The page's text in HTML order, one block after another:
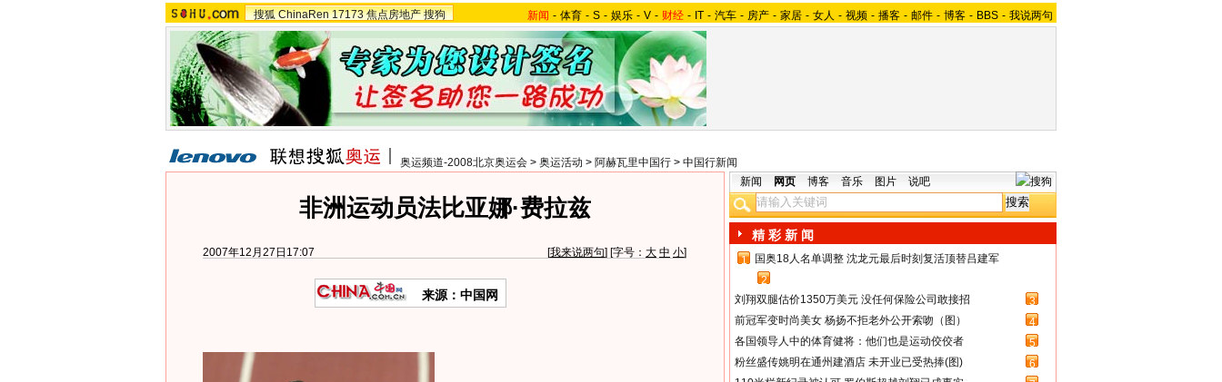
搜狐 ChinaRen 17173 焦点房地产 搜狗 新闻 - 体育 - S - 娱乐 - V - 财经 - IT - 汽车 - 房产 - 家居 - 女人 - 视频 - 播客 - 邮件 - 博客 - BBS - 我说两句
奥运频道-2008北京奥运会 > 奥运活动 > 阿赫瓦里中国行 > 中国行新闻
非洲运动员法比亚娜·费拉兹
2007年12月27日17:07 [我来说两句] [字号： 大 中 小]
来源：中国网
新闻 网页 博客 音乐 图片 说吧
精 彩 新 闻
1
国奥18人名单调整 沈龙元最后时刻复活顶替吕建军
2
刘翔双腿估价1350万美元 没任何保险公司敢接招
3
前冠军变时尚美女 杨扬不拒老外公开索吻（图）
4
各国领导人中的体育健将：他们也是运动佼佼者
5
粉丝盛传姚明在通州建酒店 未开业已受热捧(图)
6